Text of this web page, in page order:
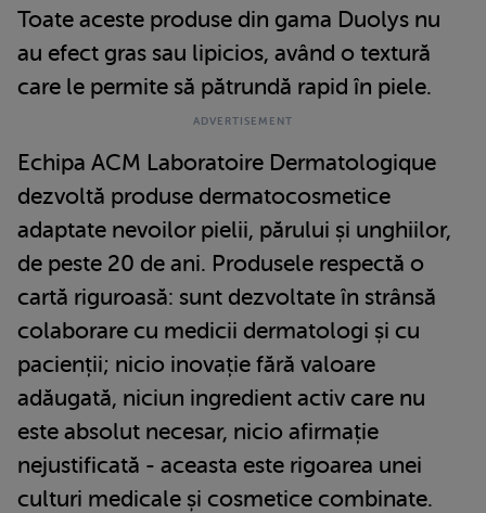
Toate aceste produse din gama Duolys nu
au efect gras sau lipicios, având o textură
care le permite să pătrundă rapid în piele.
Echipa ACM Laboratoire Dermatologique
dezvoltă produse dermatocosmetice
adaptate nevoilor pielii, părului și unghiilor,
de peste 20 de ani. Produsele respectă o
cartă riguroasă: sunt dezvoltate în strânsă
colaborare cu medicii dermatologi și cu
pacienții; nicio inovație fără valoare
adăugată, niciun ingredient activ care nu
este absolut necesar, nicio afirmație
nejustificată - aceasta este rigoarea unei
culturi medicale și cosmetice combinate.